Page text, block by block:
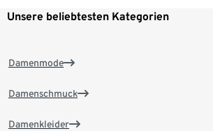
Unsere beliebtesten Kategorien
Damenmode
Damenschmuck
Damenkleider